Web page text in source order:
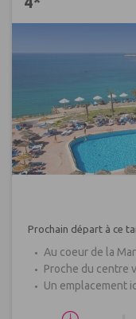
Prochain départ à ce
Au coeur de la
Proche du centre
Un emplacement